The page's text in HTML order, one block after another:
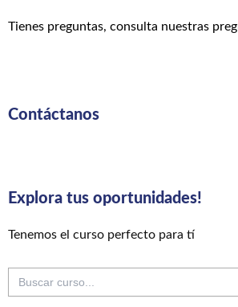
Tienes preguntas, consulta nuestras
Contáctanos
Explora tus oportunidades!
Tenemos el curso perfecto para tí
Buscar: